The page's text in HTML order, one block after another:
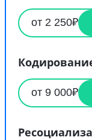
от 2 250₽
от 9 000₽